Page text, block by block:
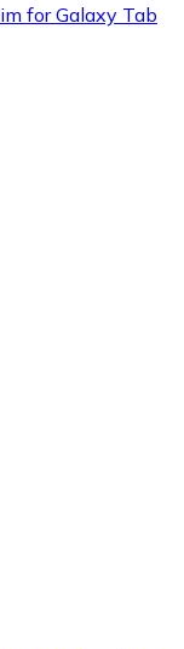
for Galaxy Tab